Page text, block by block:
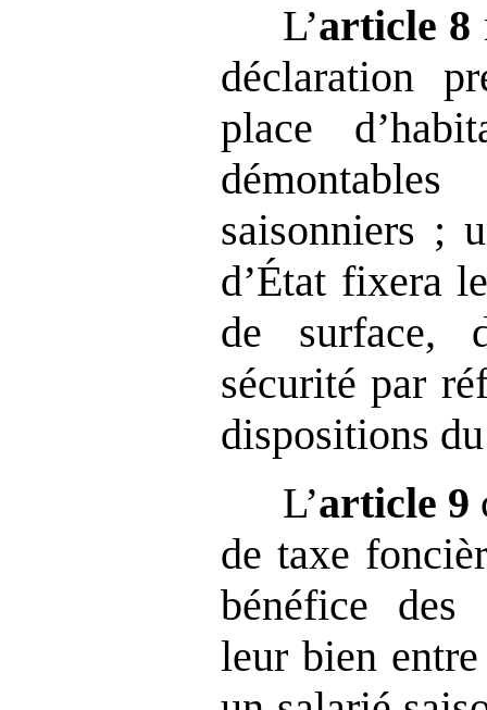
L’article 8
déclaration
place
saisonniers ;
d’État fixera
de surface,
sécurité par
dispositions
L’article 9
de taxe
bénéfice des
leur bien